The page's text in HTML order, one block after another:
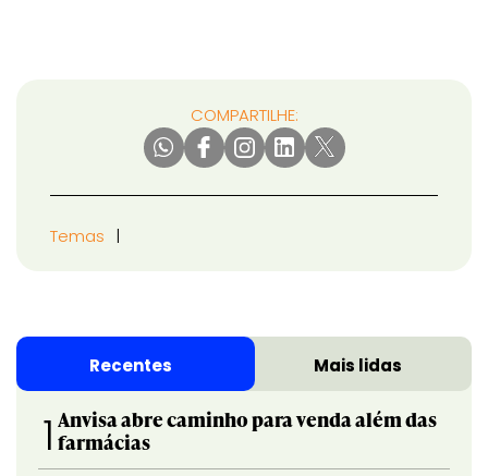
COMPARTILHE:
Temas
Recentes Mais lidas
1 Anvisa abre caminho para venda além das
farmácias